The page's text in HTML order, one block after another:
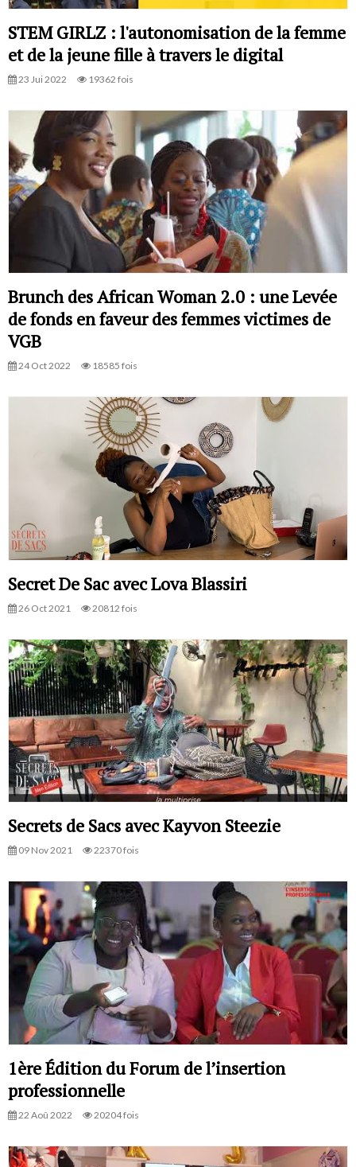
STEM GIRLZ : l'autonomisation de la femme
et de la jeune fille à travers le digital
23 Jui 2022 19362 fois
Brunch des African Woman 2.0 : une Levée
de fonds en faveur des femmes victimes de
VGB
24 Oct 2022 18585 fois
Secret De Sac avec Lova Blassiri
26 Oct 2021 20812 fois
Secrets de Sacs avec Kayvon Steezie
09 Nov 2021 22370 fois
1ère Édition du Forum de l’insertion
professionnelle
22 Aoû 2022 20204 fois